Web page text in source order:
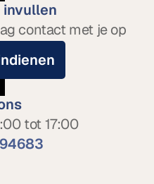
invullen
contact met je op
tot 17:00